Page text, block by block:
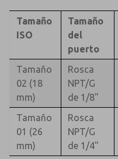
Tamaño
ISO
Tamaño
del
puerto
Tamaño
02 (18
mm)
Rosca
NPT/G
de 1/8"
Tamaño
01 (26
mm)
Rosca
NPT/G
de 1/4"